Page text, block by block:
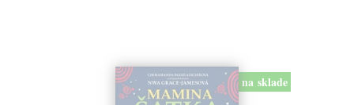
na sklade